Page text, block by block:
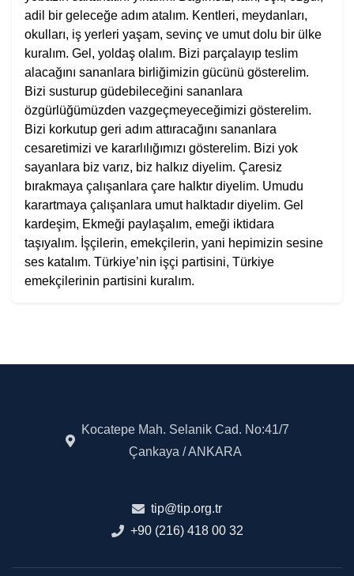
adil bir geleceğe adım atalım. Kentleri, meydanları,
okulları, iş yerleri yaşam, sevinç ve umut dolu bir ülke
kuralım. Gel, yoldaş olalım. Bizi parçalayıp teslim
alacağını sananlara birliğimizin gücünü gösterelim.
Bizi susturup güdebileceğini sananlara
özgürlüğümüzden vazgeçmeyeceğimizi gösterelim.
Bizi korkutup geri adım attıracağını sananlara
cesaretimizi ve kararlılığımızı gösterelim. Bizi yok
sayanlara biz varız, biz halkız diyelim. Çaresiz
bırakmaya çalışanlara çare halktır diyelim. Umudu
karartmaya çalışanlara umut halktadır diyelim. Gel
kardeşim, Ekmeği paylaşalım, emeği iktidara
taşıyalım. İşçilerin, emekçilerin, yani hepimizin sesine
ses katalım. Türkiye’nin işçi partisini, Türkiye
emekçilerinin partisini kuralım.
Kocatepe Mah. Selanik Cad. No:41/7
Çankaya / ANKARA
tip@tip.org.tr
+90 (216) 418 00 32